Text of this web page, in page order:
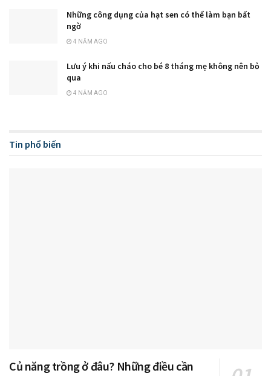
Những công dụng của hạt sen có thể làm bạn bất
ngờ
4 NĂM AGO
Lưu ý khi nấu cháo cho bé 8 tháng mẹ không nên bỏ
qua
4 NĂM AGO
Tin phổ biến
Củ năng trồng ở đâu? Những điều cần